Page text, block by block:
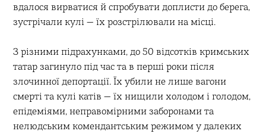
вдалося вирватися й спробувати доплисти до берега,
зустрічали кулі — їх розстрілювали на місці.
З різними підрахунками, до 50 відсотків кримських
татар загинуло під час та в перші роки після
злочинної депортації. Їх убили не лише вагони
смерті та кулі катів — їх нищили холодом і голодом,
епідеміями, неправомірними заборонами та
нелюдським комендантським режимом у далеких